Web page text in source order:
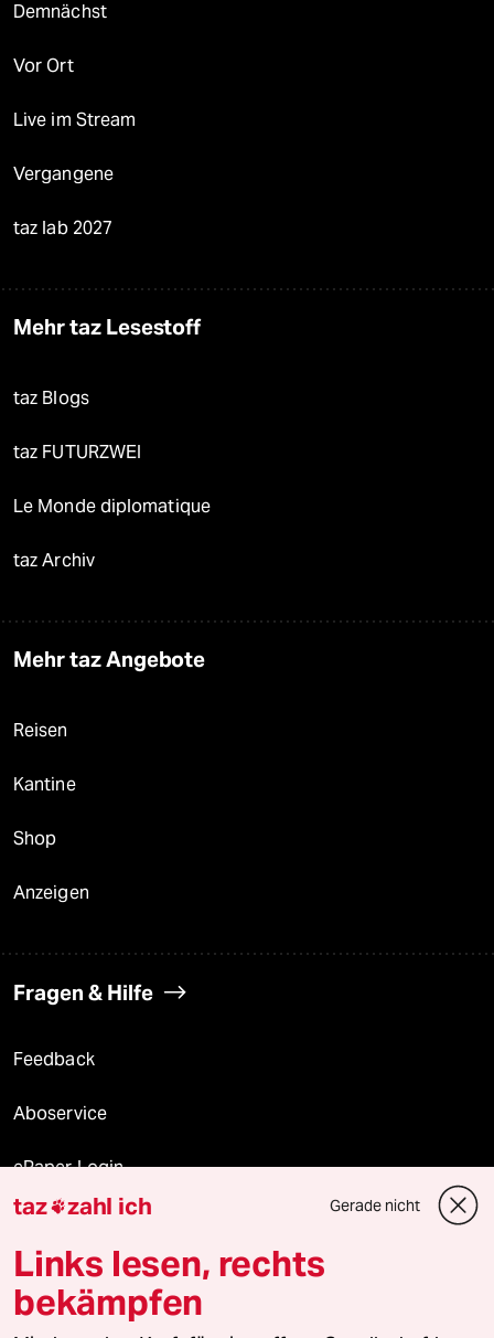
Demnächst
Vor Ort
Live im Stream
Vergangene
taz lab 2027
Mehr taz Lesestoff
taz Blogs
taz FUTURZWEI
Le Monde diplomatique
taz Archiv
Mehr taz Angebote
Reisen
Kantine
Shop
Anzeigen
Fragen & Hilfe
Feedback
Aboservice
ePaper Login
Downloads für Abonnierende
© 2026 taz Verlags und Vertriebs GmbH
taz zahl ich Gerade nicht
Links lesen, rechts
bekämpfen